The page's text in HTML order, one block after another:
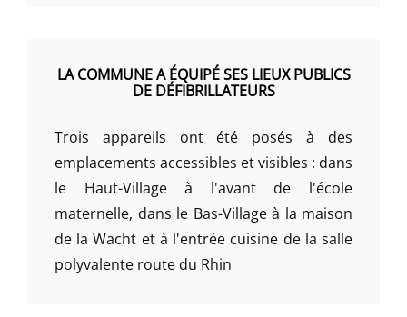
LA COMMUNE A ÉQUIPÉ SES LIEUX PUBLICS
DE DÉFIBRILLATEURS
Trois appareils ont été posés à des
emplacements accessibles et visibles : dans
le Haut-Village à l'avant de l'école
maternelle, dans le Bas-Village à la maison
de la Wacht et à l'entrée cuisine de la salle
polyvalente route du Rhin